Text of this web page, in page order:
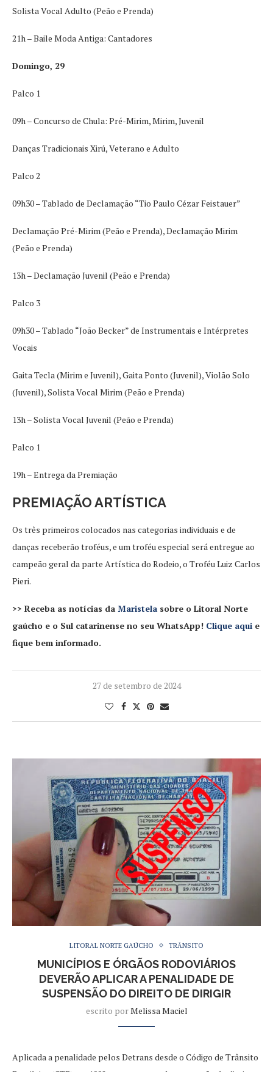
Solista Vocal Adulto (Peão e Prenda)
21h – Baile Moda Antiga: Cantadores
Domingo, 29
Palco 1
09h – Concurso de Chula: Pré-Mirim, Mirim, Juvenil
Danças Tradicionais Xirú, Veterano e Adulto
Palco 2
09h30 – Tablado de Declamação “Tio Paulo Cézar Feistauer”
Declamação Pré-Mirim (Peão e Prenda), Declamação Mirim
(Peão e Prenda)
13h – Declamação Juvenil (Peão e Prenda)
Palco 3
09h30 – Tablado “João Becker” de Instrumentais e Intérpretes
Vocais
Gaita Tecla (Mirim e Juvenil), Gaita Ponto (Juvenil), Violão Solo
(Juvenil), Solista Vocal Mirim (Peão e Prenda)
13h – Solista Vocal Juvenil (Peão e Prenda)
Palco 1
19h – Entrega da Premiação
PREMIAÇÃO ARTÍSTICA
Os três primeiros colocados nas categorias individuais e de
danças receberão troféus, e um troféu especial será entregue ao
campeão geral da parte Artística do Rodeio, o Troféu Luiz Carlos
Pieri.
>> Receba as notícias da Maristela sobre o Litoral Norte
gaúcho e o Sul catarinense no seu WhatsApp! Clique aqui e
fique bem informado.
27 de setembro de 2024
LITORAL NORTE GAÚCHO TRÂNSITO
MUNICÍPIOS E ÓRGÃOS RODOVIÁRIOS
DEVERÃO APLICAR A PENALIDADE DE
SUSPENSÃO DO DIREITO DE DIRIGIR
escrito porMelissa Maciel
Aplicada a penalidade pelos Detrans desde o Código de Trânsito